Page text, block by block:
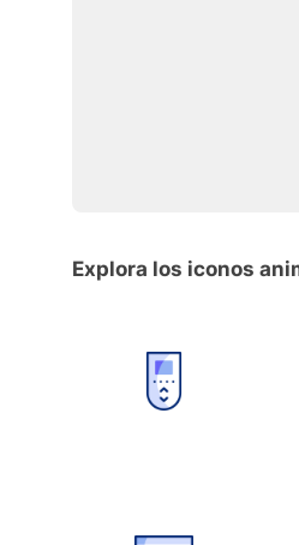
Explora los iconos